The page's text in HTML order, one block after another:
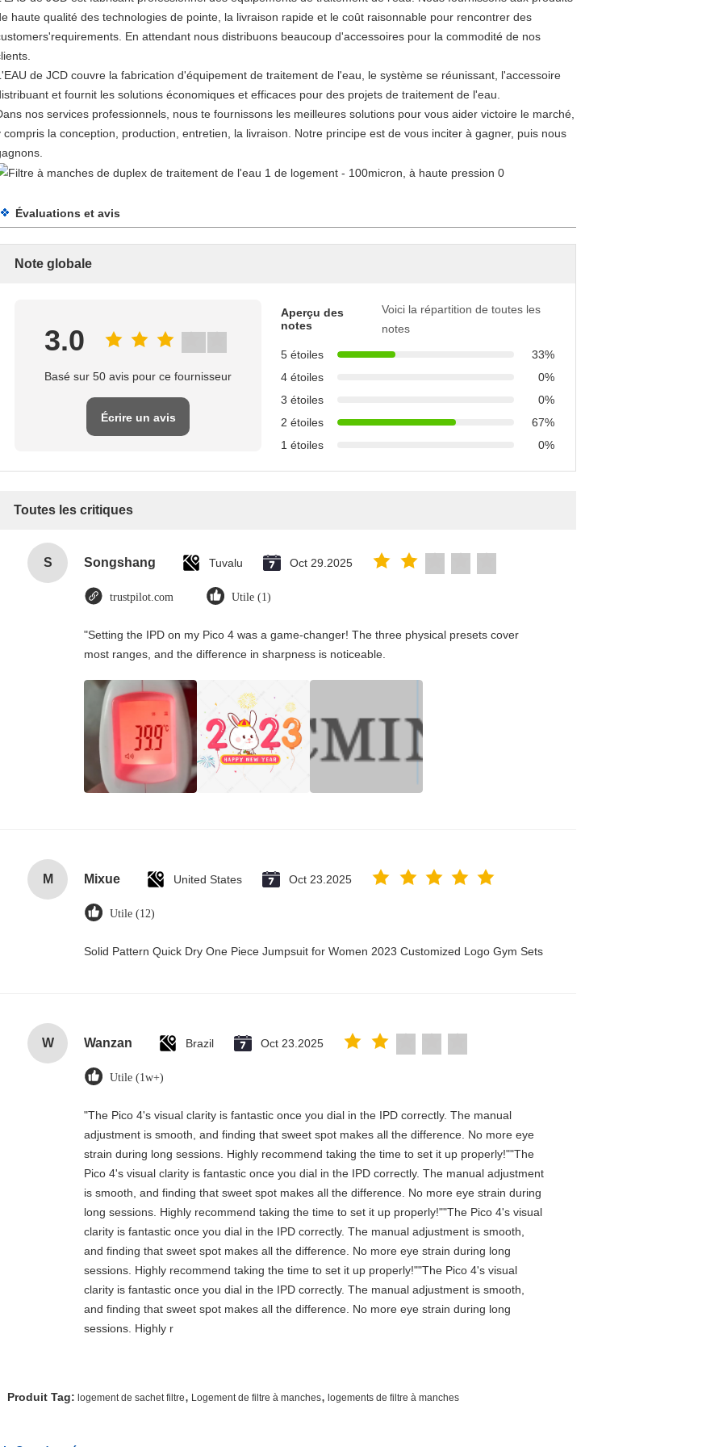
haute qualité des technologies de pointe, la livraison rapide et le coût raisonnable pour rencontrer des
En attendant nous distribuons beaucoup d'accessoires pour la commodité de nos
de JCD couvre la fabrication d'équipement de traitement de l'eau, le système se réunissant, l'accessoire
et fournit les solutions économiques et efficaces pour des projets de traitement de l'eau.
nos services professionnels, nous te fournissons les meilleures solutions pour vous aider victoire le marché,
compris la conception, production, entretien, la livraison. Notre principe est de vous inciter à gagner, puis nous
Évaluations et avis
Note globale
3.0
Basé sur 50 avis pour ce fournisseur
Écrire un avis
Aperçu des
notes
Voici la répartition de toutes les
notes
5 étoiles
33%
4 étoiles
0%
3 étoiles
0%
2 étoiles
67%
1 étoiles
0%
Toutes les critiques
S Songshang Tuvalu Oct 29.2025
trustpilot.com Utile (1)
"Setting the IPD on my Pico 4 was a game-changer! The three physical presets cover
most ranges, and the difference in sharpness is noticeable.
M Mixue United States Oct 23.2025
Utile (12)
Solid Pattern Quick Dry One Piece Jumpsuit for Women 2023 Customized Logo Gym Sets
W Wanzan Brazil Oct 23.2025
Utile (1w+)
"The Pico 4's visual clarity is fantastic once you dial in the IPD correctly. The manual
adjustment is smooth, and finding that sweet spot makes all the difference. No more eye
strain during long sessions. Highly recommend taking the time to set it up properly!""The
Pico 4's visual clarity is fantastic once you dial in the IPD correctly. The manual adjustment
is smooth, and finding that sweet spot makes all the difference. No more eye strain during
long sessions. Highly recommend taking the time to set it up properly!""The Pico 4's visual
clarity is fantastic once you dial in the IPD correctly. The manual adjustment is smooth,
and finding that sweet spot makes all the difference. No more eye strain during long
sessions. Highly recommend taking the time to set it up properly!""The Pico 4's visual
clarity is fantastic once you dial in the IPD correctly. The manual adjustment is smooth,
and finding that sweet spot makes all the difference. No more eye strain during long
sessions. Highly r
Produit Tag: logement de sachet filtre, Logement de filtre à manches, logements de filtre à manches